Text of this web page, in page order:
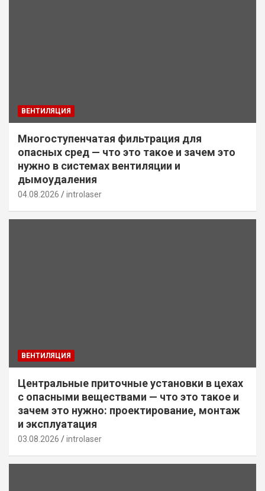
ВЕНТИЛЯЦИЯ
Многоступенчатая фильтрация для
опасных сред — что это такое и зачем это
нужно в системах вентиляции и
дымоудаления
04.08.2026 introlaser
ВЕНТИЛЯЦИЯ
Центральные приточные установки в цехах
с опасными веществами — что это такое и
зачем это нужно: проектирование, монтаж
и эксплуатация
03.08.2026 introlaser